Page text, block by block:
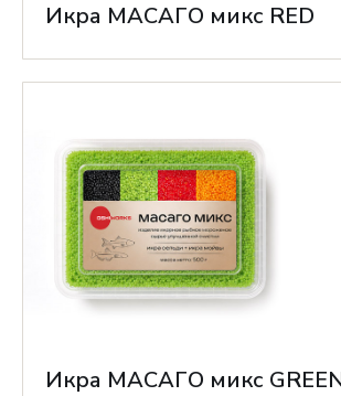
Икра МАСАГО микс RED
Икра МАСАГО микс